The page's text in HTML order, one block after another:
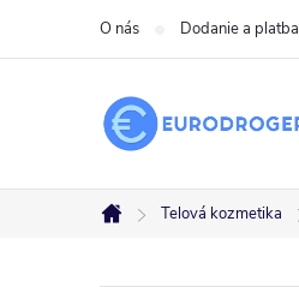
O nás Dodanie a platba
Domov
Telová kozmetika